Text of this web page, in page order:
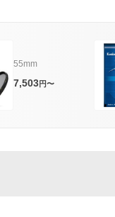
55mm
7,503円〜